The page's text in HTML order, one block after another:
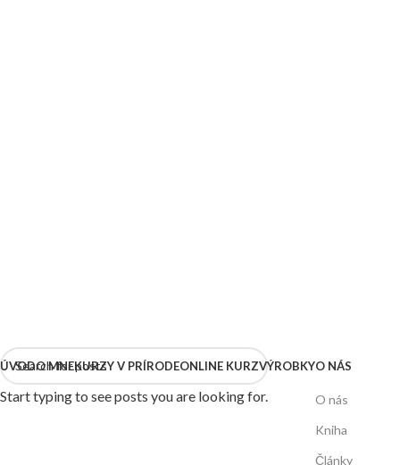
Start typing to see posts you are looking for.
ÚVODO MNEKURZY V PRÍRODEONLINE KURZVÝROBKYO NÁS
O nás
Kniha
Články